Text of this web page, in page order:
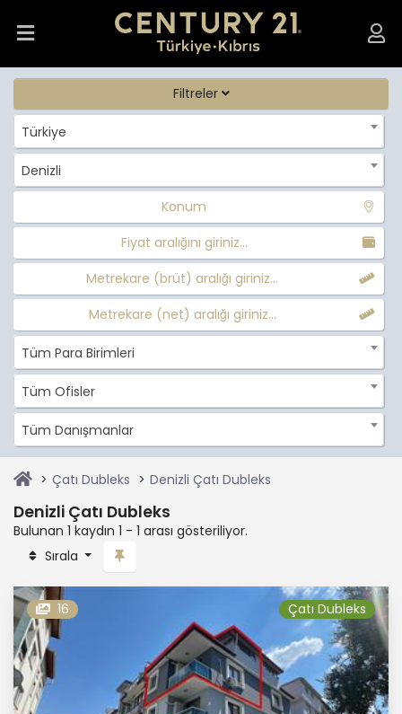
Filtreler
Türkiye
Denizli
Konum
Fiyat aralığını giriniz...
Metrekare (brüt) aralığı giriniz...
Metrekare (net) aralığı giriniz...
Tüm Para Birimleri
Tüm Ofisler
Tüm Danışmanlar
Çatı Dubleks Denizli Çatı Dubleks
Denizli Çatı Dubleks
Bulunan 1 kaydın 1 - 1 arası gösteriliyor.
Sırala
16 Çatı Dubleks